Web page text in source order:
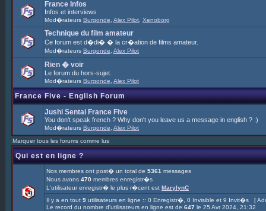
France Infos
Infos et interviews
Mod�rateurs Burgonde Alex Pilot Xenoborg
Technique du film amateur
Ce forum est d�di� � la cr�ation de films amateur.
Mod�rateurs Burgonde Alex Pilot
Rien � voir
Le forum du hors-sujet.
Mod�rateurs Burgonde Alex Pilot
France Five - English Forum
Jushi Sentai France Five
You don't speak french ? Why don't you leave us a message in english ? :)
Mod�rateurs Burgonde Alex Pilot
Marquer tous les forums comme lus
Qui est en ligne ?
Nos membres ont post� un total de 5361 messages
Nous avons 470 membres enregistr�s
L'utilisateur enregistr� le plus r�cent est MarylynC
Il y a en tout 9 utilisateurs en ligne :: 0 Enregistr�, 0 Invisible et 9 Invit�s [
Le record du nombre d'utilisateurs en ligne est de 647 le 25 Avr 2024, 21:32